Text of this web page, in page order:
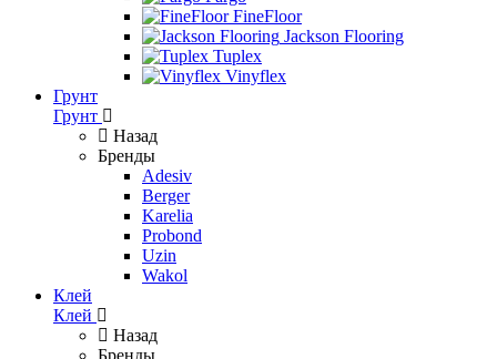
FineFloor
Jackson Flooring
Tuplex
Vinyflex
Грунт
Грунт
Назад
Бренды
Adesiv
Berger
Karelia
Probond
Uzin
Wakol
Клей
Клей
Назад
Бренды